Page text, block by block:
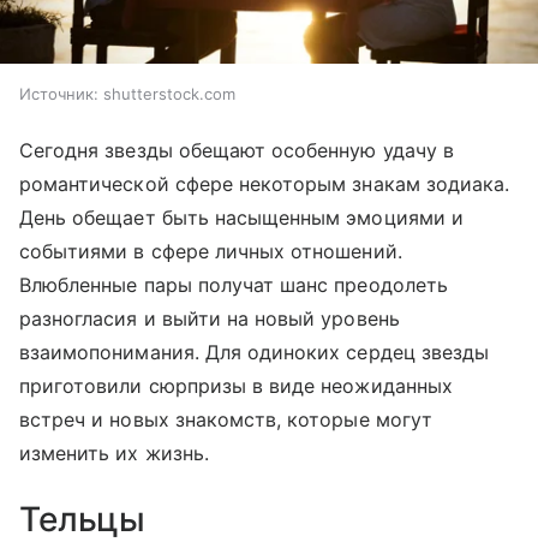
Источник: shutterstock.com
Сегодня звезды обещают особенную удачу в
романтической сфере некоторым знакам зодиака.
День обещает быть насыщенным эмоциями и
событиями в сфере личных отношений.
Влюбленные пары получат шанс преодолеть
разногласия и выйти на новый уровень
взаимопонимания. Для одиноких сердец звезды
приготовили сюрпризы в виде неожиданных
встреч и новых знакомств, которые могут
изменить их жизнь.
Тельцы